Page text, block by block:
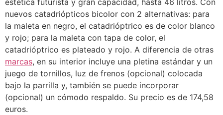
estética futurista y gran capacidad, hasta 46 litros. Con
nuevos catadriópticos bicolor con 2 alternativas: para
la maleta en negro, el catadrióptrico es de color blanco
y rojo; para la maleta con tapa de color, el
catadrióptrico es plateado y rojo. A diferencia de otras
marcas, en su interior incluye una pletina estándar y un
juego de tornillos, luz de frenos (opcional) colocada
bajo la parrilla y, también se puede incorporar
(opcional) un cómodo respaldo. Su precio es de 174,58
euros.